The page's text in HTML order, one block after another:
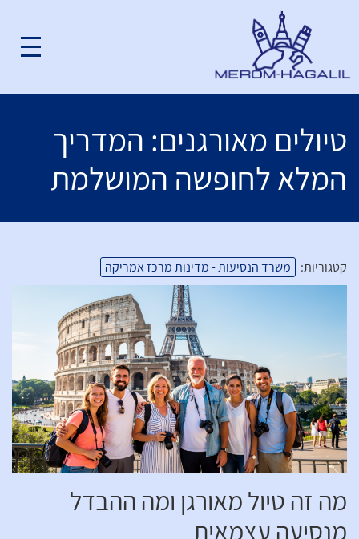
טיולים מאורגנים: המדריך
המלא לחופשה המושלמת
קטגוריות: משרד הנסיעות - מדינות מרכז אמריקה
מה זה טיול מאורגן ומה ההבדל
מנסיעה עצמאית